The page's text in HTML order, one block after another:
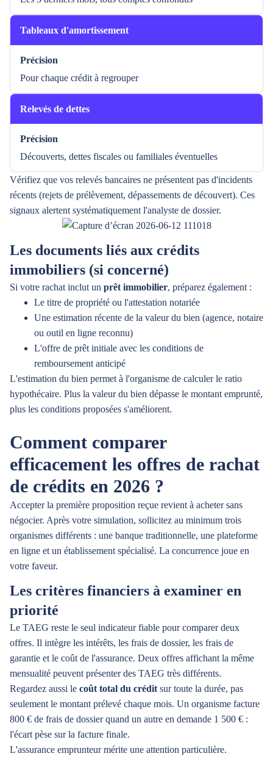
Tableaux d'amortissement
Précision
Pour chaque crédit à regrouper
Relevés de dettes
Précision
Découverts, dettes fiscales ou familiales éventuelles
Vérifiez que vos relevés bancaires ne présentent pas d'incidents
récents (rejets de prélèvement, dépassements de découvert). Ces
signaux alertent systématiquement l'analyste de dossier.
Les documents liés aux crédits
immobiliers (si concerné)
Si votre rachat inclut un prêt immobilier, préparez également :
Le titre de propriété ou l'attestation notariée
Une estimation récente de la valeur du bien (agence, notaire
ou outil en ligne reconnu)
L'offre de prêt initiale avec les conditions de
remboursement anticipé
L'estimation du bien permet à l'organisme de calculer le ratio
hypothécaire. Plus la valeur du bien dépasse le montant emprunté,
plus les conditions proposées s'améliorent.
Comment comparer
efficacement les offres de rachat
de crédits en 2026 ?
Accepter la première proposition reçue revient à acheter sans
négocier. Après votre simulation, sollicitez au minimum trois
organismes différents : une banque traditionnelle, une plateforme
en ligne et un établissement spécialisé. La concurrence joue en
votre faveur.
Les critères financiers à examiner en
priorité
Le TAEG reste le seul indicateur fiable pour comparer deux
offres. Il intègre les intérêts, les frais de dossier, les frais de
garantie et le coût de l'assurance. Deux offres affichant la même
mensualité peuvent présenter des TAEG très différents.
Regardez aussi le coût total du crédit sur toute la durée, pas
seulement le montant prélevé chaque mois. Un organisme facture
800 € de frais de dossier quand un autre en demande 1 500 € :
l'écart pèse sur la facture finale.
L'assurance emprunteur mérite une attention particulière.